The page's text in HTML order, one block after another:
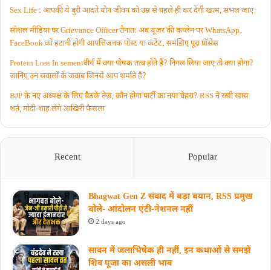
Sex Life : आपकी ये बुरी आदतें याैन जीवन को उम्र से पहले ही कर देंगी खत्म, संभल जाएं
सोशल मीडिया पर Grievance Officer तैनात: अब यूजर की कंप्लेन पर WhatsApp‚
FaceBook को हटानी होगी आपत्तिजनक पोस्ट या कंटेंट‚ समझिए पूरा प्रॉसेस
Protein Loss In semen:वीर्य में क्या पोषक तत्व होते हैं? निगल लिया जाए तो क्या होगा?
जानिए उन सवालों के जवाब जिनसे आप शर्माते हैं?
BJP के नए अध्यक्ष के लिए बैठकें तेज, कौन होगा पार्टी का नया चेहरा? RSS ने रखी खास
शर्त, मोदी-शाह लेंगे आखिरी फैसला
Recent Popular
Bhagwat Gen Z संवाद में बड़ा बयान, RSS प्रमुख
बोले- आंदोलन एंटी-नेशनल नहीं
2 days ago
सावन में जलाभिषेक ही नहीं, इन कथाओं से समझें
शिव पूजा का असली भाव